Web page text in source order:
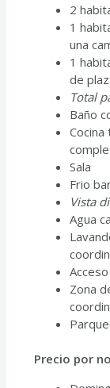
2
1
una
1
de
Total
Baño
Sala
Frio
Vista
Agua
Zona
Precio por